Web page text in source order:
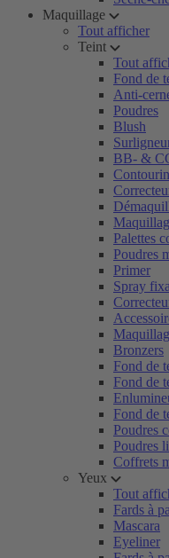
Maquillage
Tout afficher
Teint
Tout
Fond de
Anti-
Poudres
Blush
BB- &
Palettes
Poudres
Primer
Spray
Bronzers
Fond de
Fond de
Fond de
Poudres
Poudres
Coffrets
Yeux
Tout
Fards à
Mascara
Eyeliner